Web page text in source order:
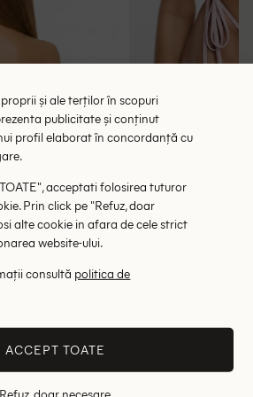
Zara, roz pal
lei
Chilot de baie
au fost interesati de
și ale terților în scopuri
publicitate și conținut
profil elaborat în concordanță cu
acceptati folosirea tuturor
Prin click pe "Refuz, doar
alte cookie in afara de cele strict
website-ului.
consultă politica de
ACCEPT TOATE
Refuz, doar necesare